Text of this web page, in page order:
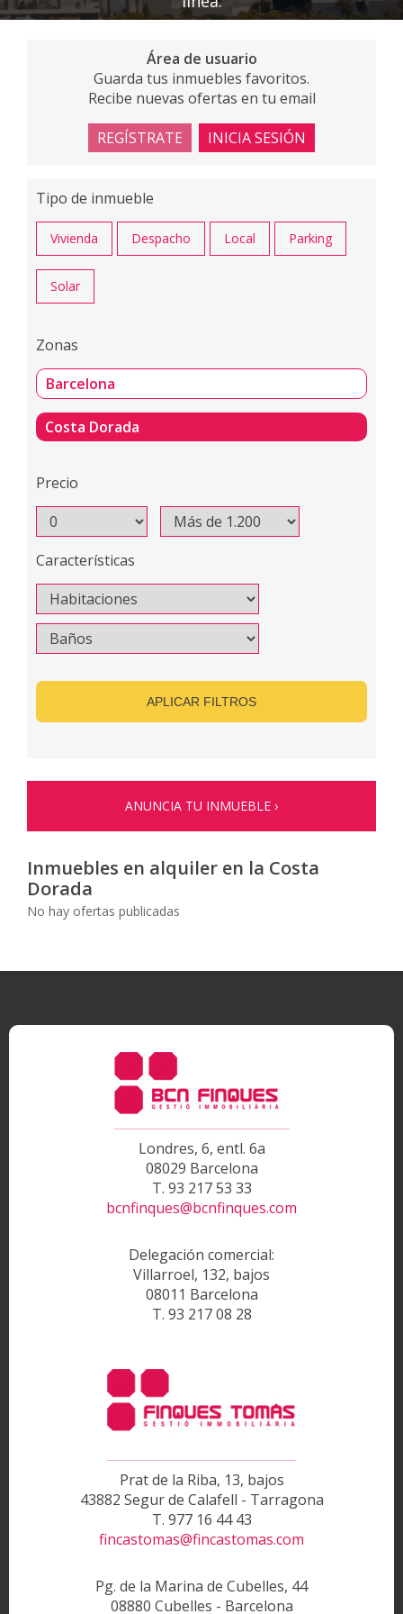
Área de usuario
Guarda tus inmuebles favoritos.
Recibe nuevas ofertas en tu email
REGÍSTRATE
INICIA SESIÓN
Tipo de inmueble
Vivienda Despacho Local Parking
Solar
Zonas
Barcelona
Costa Dorada
Precio
Características
APLICAR FILTROS
ANUNCIA TU INMUEBLE ›
Inmuebles en alquiler en la Costa
Dorada
No hay ofertas publicadas
Londres, 6, entl. 6a
08029 Barcelona
T. 93 217 53 33
bcnfinques@bcnfinques.com
Delegación comercial:
Villarroel, 132, bajos
08011 Barcelona
T. 93 217 08 28
Prat de la Riba, 13, bajos
43882 Segur de Calafell - Tarragona
T. 977 16 44 43
fincastomas@fincastomas.com
Pg. de la Marina de Cubelles, 44
08880 Cubelles - Barcelona